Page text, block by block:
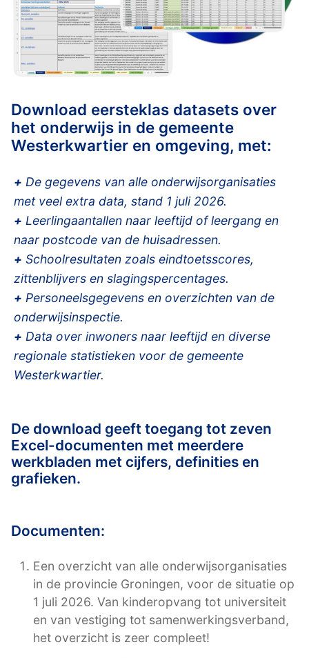
Download eersteklas datasets over
het onderwijs in de gemeente
Westerkwartier en omgeving, met:
+ De gegevens van alle onderwijsorganisaties
met veel extra data, stand 1 juli 2026.
+ Leerlingaantallen naar leeftijd of leergang en
naar postcode van de huisadressen.
+ Schoolresultaten zoals eindtoetsscores,
zittenblijvers en slagingspercentages.
+ Personeelsgegevens en overzichten van de
onderwijsinspectie.
+ Data over inwoners naar leeftijd en diverse
regionale statistieken voor de gemeente
Westerkwartier.
De download geeft toegang tot zeven
Excel-documenten met meerdere
werkbladen met cijfers, definities en
grafieken.
Documenten:
Een overzicht van alle onderwijsorganisaties
in de provincie Groningen, voor de situatie op
1 juli 2026. Van kinderopvang tot universiteit
en van vestiging tot samenwerkingsverband,
het overzicht is zeer compleet!